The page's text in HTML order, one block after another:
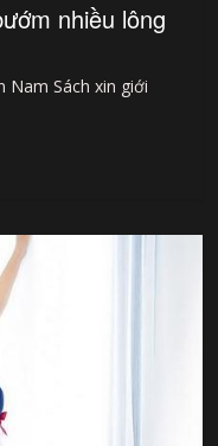
nhiều lông
Nam Sách xin giới